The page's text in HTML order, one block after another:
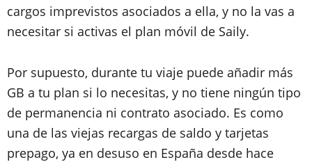
cargos imprevistos asociados a ella, y no la vas a
necesitar si activas el plan móvil de Saily.
Por supuesto, durante tu viaje puede añadir más
GB a tu plan si lo necesitas, y no tiene ningún tipo
de permanencia ni contrato asociado. Es como
una de las viejas recargas de saldo y tarjetas
prepago, ya en desuso en España desde hace